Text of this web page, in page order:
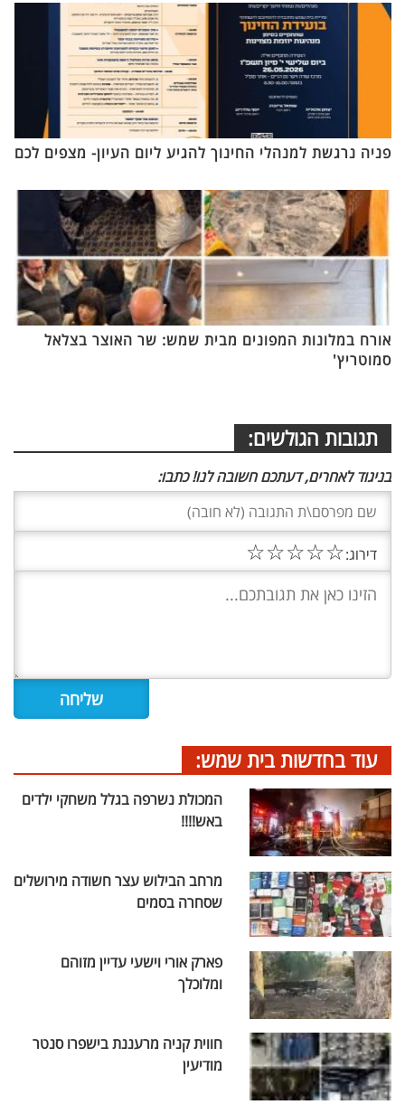
פניה נרגשת למנהלי החינוך להגיע ליום העיון- מצפים לכם
אורח במלונות המפונים מבית שמש: שר האוצר בצלאל
סמוטריץ'
תגובות הגולשים:
בניגוד לאחרים, דעתכם חשובה לנו! כתבו:
דירוג:☆
☆
☆
☆
☆
עוד בחדשות בית שמש:
המכולת נשרפה בגלל משחקי ילדים
באש!!!!
מרחב הבילוש עצר חשודה מירושלים
שסחרה בסמים
פארק אורי וישעי עדיין מזוהם
ומלוכלך
חווית קניה מרעננת בישפרו סנטר
מודיעין